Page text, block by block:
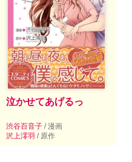
泣かせてあげるっ
渋谷百音子 / 漫画
沢上澪羽 / 原作